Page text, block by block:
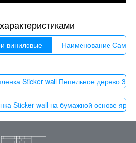
виниловые Наименование
Sticker wall Пепельное дерево
Sticker wall на бумажной основе